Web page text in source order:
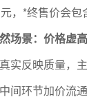
，*终售价会包
场景：价格虚
实反映质量，
间环节加价流